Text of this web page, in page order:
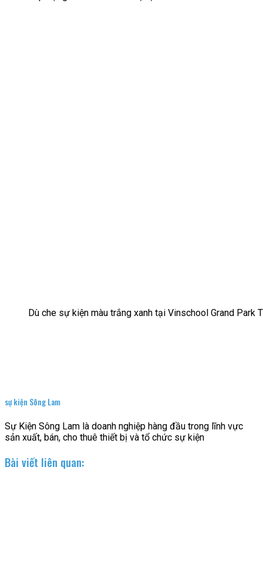
Dù che sự kiện màu trắng xanh tại Vinschool Grand Park
sự kiện Sông Lam
Sự Kiện Sông Lam là doanh nghiệp hàng đầu trong lĩnh vực
sản xuất, bán, cho thuê thiết bị và tổ chức sự kiện
Bài viết liên quan: